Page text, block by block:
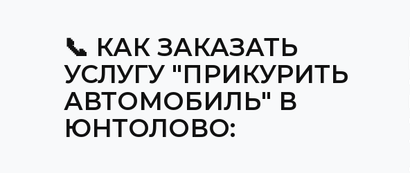
📞 КАК ЗАКАЗАТЬ
УСЛУГУ "ПРИКУРИТЬ
АВТОМОБИЛЬ" В
ЮНТОЛОВО: